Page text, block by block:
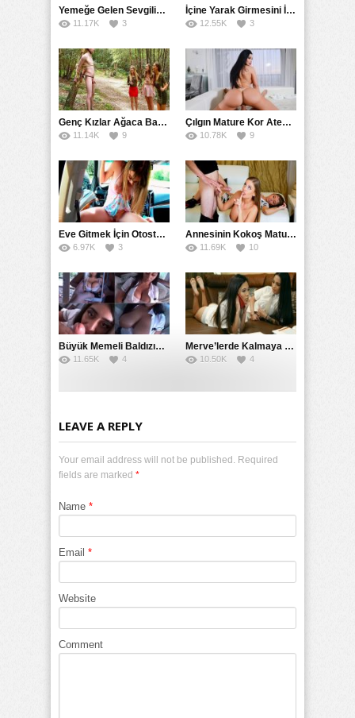
Yemeğe Gelen Sevgilisinin Arkadaşına Yarak Yedirdi
11.17K 3
İçine Yarak Girmesini İsteyince Kuzeninin Penisini Kullandı
12.55K 3
Genç Kızlar Ağaca Bağlayarak Tecavüz Etmek İstediler
11.14K 9
Çılgın Mature Kor Ateşiyle Misafirini Yakıp Eritti
10.78K 9
Eve Gitmek İçin Otostop Çeken Üniversiteli Bedelini Ödedi
6.97K 3
Annesinin Kokoş Mature Arkadaşı Tarafından Saksoya Uğradı
11.69K 10
Büyük Memeli Baldızının Takipçilerinin Çoğalması İçin Yardım Etti
11.65K 4
Merve’lerde Kalmaya Gelen Liseli Kız Fanteziyi Dibine Verdirdi
10.50K 4
LEAVE A REPLY
Your email address will not be published. Required
fields are marked *
Name *
Email *
Website
Comment